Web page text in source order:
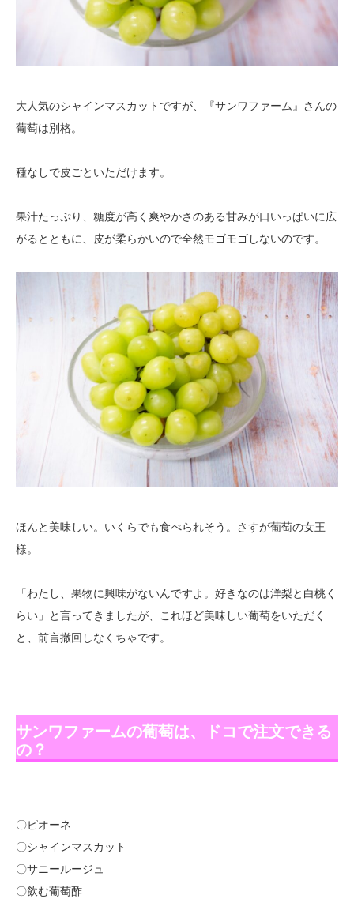
大人気のシャインマスカットですが、『サンワファーム』さんの
葡萄は別格。
種なしで皮ごといただけます。
果汁たっぷり、糖度が高く爽やかさのある甘みが口いっぱいに広
がるとともに、皮が柔らかいので全然モゴモゴしないのです。
ほんと美味しい。いくらでも食べられそう。さすが葡萄の女王
様。
「わたし、果物に興味がないんですよ。好きなのは洋梨と白桃く
らい」と言ってきましたが、これほど美味しい葡萄をいただく
と、前言撤回しなくちゃです。
サンワファームの葡萄は、ドコで注文できる
の？
〇ピオーネ
〇シャインマスカット
〇サニールージュ
〇飲む葡萄酢